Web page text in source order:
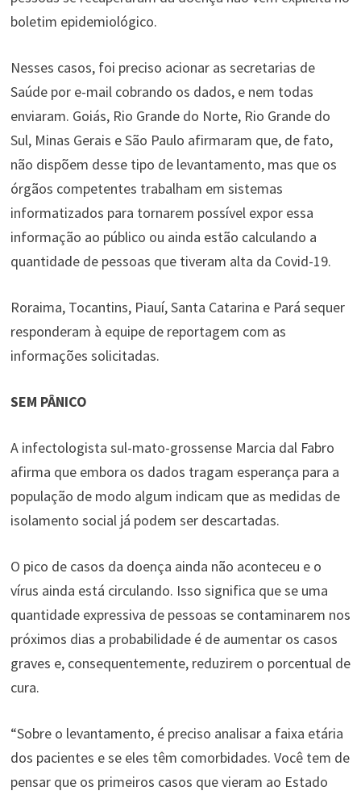
boletim epidemiológico.
Nesses casos, foi preciso acionar as secretarias de
Saúde por e-mail cobrando os dados, e nem todas
enviaram. Goiás, Rio Grande do Norte, Rio Grande do
Sul, Minas Gerais e São Paulo afirmaram que, de fato,
não dispõem desse tipo de levantamento, mas que os
órgãos competentes trabalham em sistemas
informatizados para tornarem possível expor essa
informação ao público ou ainda estão calculando a
quantidade de pessoas que tiveram alta da Covid-19.
Roraima, Tocantins, Piauí, Santa Catarina e Pará sequer
responderam à equipe de reportagem com as
informações solicitadas.
SEM PÂNICO
A infectologista sul-mato-grossense Marcia dal Fabro
afirma que embora os dados tragam esperança para a
população de modo algum indicam que as medidas de
isolamento social já podem ser descartadas.
O pico de casos da doença ainda não aconteceu e o
vírus ainda está circulando. Isso significa que se uma
quantidade expressiva de pessoas se contaminarem nos
próximos dias a probabilidade é de aumentar os casos
graves e, consequentemente, reduzirem o porcentual de
cura.
“Sobre o levantamento, é preciso analisar a faixa etária
dos pacientes e se eles têm comorbidades. Você tem de
pensar que os primeiros casos que vieram ao Estado